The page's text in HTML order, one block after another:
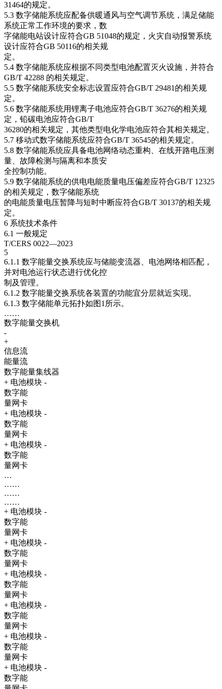
31464的规定。
5.3 数字储能系统应配备供暖通风与空气调节系统，满足储能
系统正常工作环境的要求，数
字储能电站设计应符合GB 51048的规定，火灾自动报警系统
设计应符合GB 50116的相关规
定。
5.4 数字储能系统应根据不同类型电池配置灭火设施，并符合
GB/T 42288 的相关规定。
5.5 数字储能系统安全标志设置应符合GB/T 29481的相关规
定。
5.6 数字储能系统用锂离子电池应符合GB/T 36276的相关规
定，铅碳电池应符合GB/T
36280的相关规定，其他类型电化学电池应符合其相关规定。
5.7 移动式数字储能系统应符合GB/T 36545的相关规定。
5.8 数字储能系统应具备电池网络动态重构、在线开路电压测
量、故障检测与隔离和本质安
全控制功能。
5.9 数字储能系统的供电电能质量电压偏差应符合GB/T 12325
的相关规定，数字储能系统
的电能质量电压暂降与短时中断应符合GB/T 30137的相关规
定。
6 系统技术条件
6.1 一般规定
T/CERS 0022—2023
5
6.1.1 数字能量交换系统应与储能变流器、电池网络相匹配，
并对电池运行状态进行优化控
制及管理。
6.1.2 数字能量交换系统各装置的功能宜分层就近实现。
6.1.3 数字储能单元拓扑如图1所示。
……
数字能量交换机
-
+
信息流
能量流
数字能量集线器
+ 电池模块 -
数字能
量网卡
+ 电池模块 -
数字能
量网卡
+ 电池模块 -
数字能
量网卡
…
……
……
……
+ 电池模块 -
数字能
量网卡
+ 电池模块 -
数字能
量网卡
+ 电池模块 -
数字能
量网卡
+ 电池模块 -
数字能
量网卡
+ 电池模块 -
数字能
量网卡
+ 电池模块 -
数字能